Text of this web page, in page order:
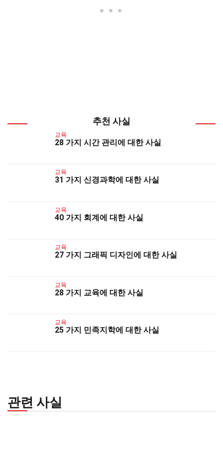
추천 사실
교육
28 가지 시간 관리에 대한 사실
교육
31 가지 신경과학에 대한 사실
교육
40 가지 회계에 대한 사실
교육
27 가지 그래픽 디자인에 대한 사실
교육
28 가지 교육에 대한 사실
교육
25 가지 민족지학에 대한 사실
관련 사실